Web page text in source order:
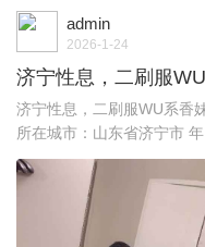
admin
2026-1-24
济宁性息，二刷服WU
济宁性息，二刷服WU系香
所在城市：山东省济宁市 年